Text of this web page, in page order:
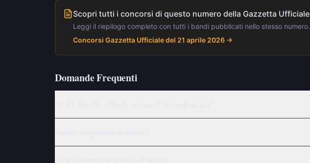
Scopri tutti i concorsi di questo numero della Gazzetta Ufficiale
Leggi il riepilogo completo con tutti i bandi pubblicati nello stesso numero.
Concorsi Gazzetta Ufficiale del 21 aprile 2026 →
Domande Frequenti